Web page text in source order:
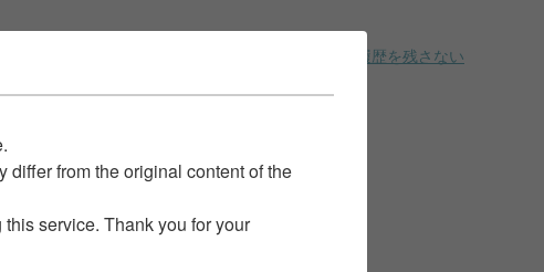
履歴を残さない
differ from the original content of the
service. Thank you for your